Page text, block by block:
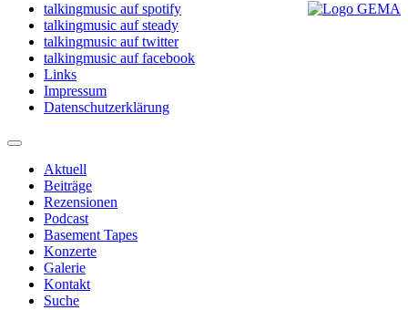
talkingmusic auf spotify
talkingmusic auf steady
talkingmusic auf twitter
talkingmusic auf facebook
Links
Impressum
Datenschutzerklärung
Aktuell
Beiträge
Rezensionen
Podcast
Basement Tapes
Konzerte
Galerie
Kontakt
Suche